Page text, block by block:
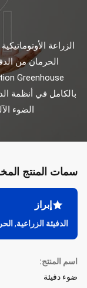
الضوء
سمات المنتج
إبراز
الدفيئة الزراعية,
اسم المنتج:
ضوء دفيئة